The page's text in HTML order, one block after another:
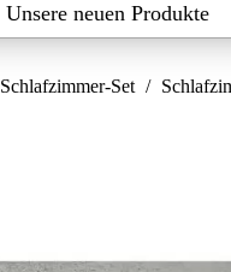
Unsere neuen Produkte
Schlafzimmer-Set